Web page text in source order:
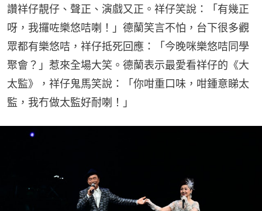
讚祥仔靚仔、聲正、演戲又正。祥仔笑說：「有幾正
呀，我攞咗樂悠咭喇！」德蘭笑言不怕，台下很多觀
眾都有樂悠咭，祥仔抵死回應：「今晚咪樂悠咭同學
聚會？」惹來全場大笑。德蘭表示最愛看祥仔的《大
太監》，祥仔鬼馬笑說：「你咁重口味，咁鍾意睇太
監，我冇做太監好耐喇！」